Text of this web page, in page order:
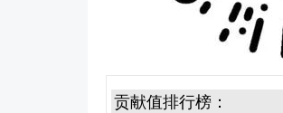
贡献值排行榜：